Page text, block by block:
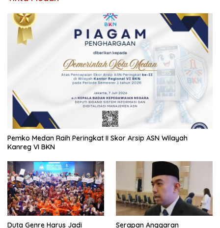
Pemko Medan Raih Peringkat II Skor Arsip ASN Wilayah
Kanreg VI BKN
Duta Genre Harus Jadi Serapan Anggaran